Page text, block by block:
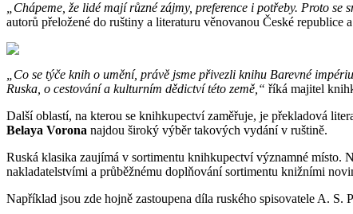
„Chápeme, že lidé mají různé zájmy, preference i potřeby. Proto
autorů přeložené do ruštiny a literaturu věnovanou České republice a
„Co se týče knih o umění, právě jsme přivezli knihu Barevné
Ruska, o cestování a kulturním dědictví této země,“ říká majitel
Další oblastí, na kterou se knihkupectví zaměřuje, je překladová
Belaya Vorona najdou široký výběr takových vydání v ruštině.
Ruská klasika zaujímá v sortimentu knihkupectví významné místo.
nakladatelstvími a průběžnému doplňování sortimentu knižními
Například jsou zde hojně zastoupena díla ruského spisovatele A.